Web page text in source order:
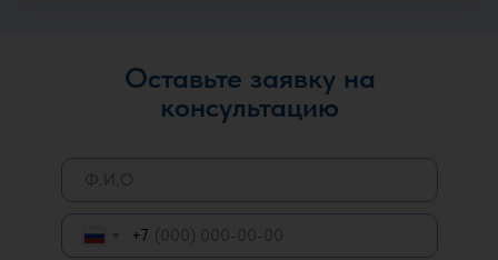
Оставьте заявку на
консультацию
+7